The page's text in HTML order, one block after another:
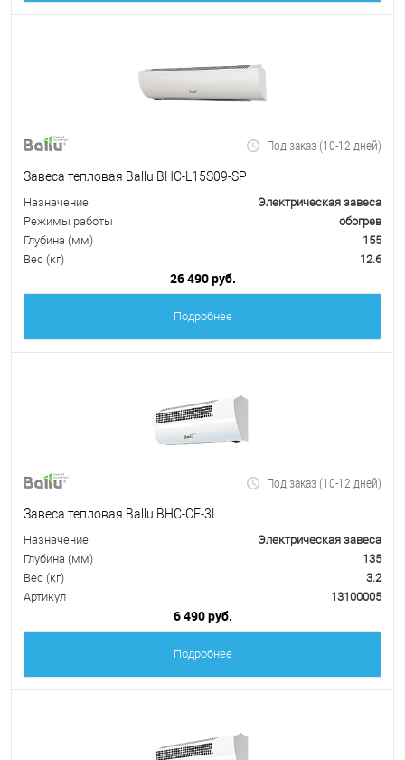
Под заказ (10-12 дней)
Завеса тепловая Ballu BHC-L15S09-SP
Назначение
Электрическая завеса
Режимы работы
обогрев
Глубина (мм)
155
Вес (кг)
12.6
26 490 руб.
Подробнее
Под заказ (10-12 дней)
Завеса тепловая Ballu BHC-CE-3L
Назначение
Электрическая завеса
Глубина (мм)
135
Вес (кг)
3.2
Артикул
13100005
6 490 руб.
Подробнее